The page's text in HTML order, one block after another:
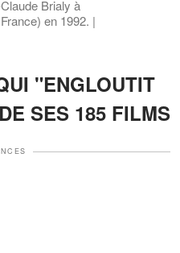
Brialy à
en 1992. |
"ENGLOUTIT
SES 185 FILMS